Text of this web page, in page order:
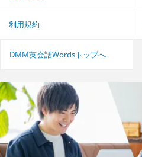
利用規約
DMM英会話Wordsトップへ